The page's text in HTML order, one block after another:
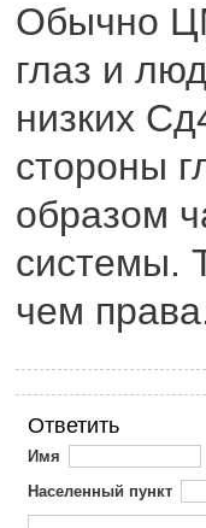
Обычно
глаз и
низких
стороны
образом
системы.
чем
Ответить
Имя
Населенный пункт